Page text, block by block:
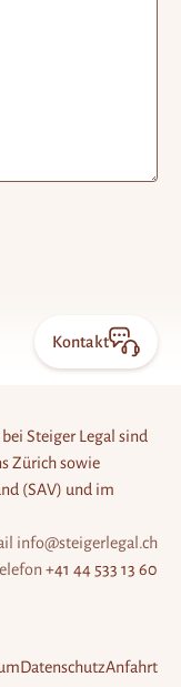
Kontakt
Steiger Legal sind
Zürich sowie
(SAV) und im
info@steigerlegal.ch
+41 44 533 13 60
DatenschutzAnfahrt